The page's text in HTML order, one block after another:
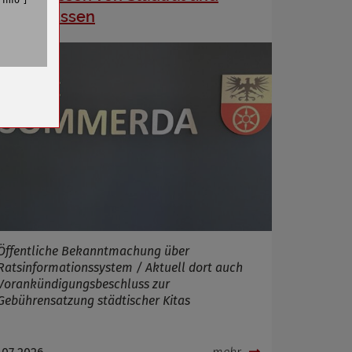
Ausschüssen
Bekanntmachung über
/ Aktuell dort auch
zur
städtischer Kitas